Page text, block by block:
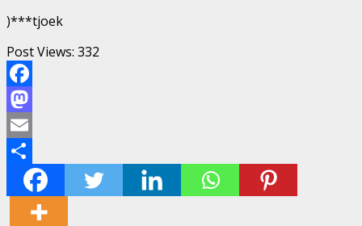
)***tjoek
Post Views: 332
Facebook
Mastodon
Email
Share